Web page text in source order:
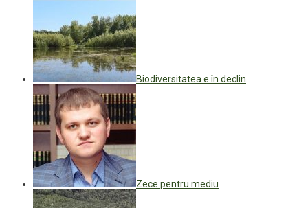
Biodiversitatea e în declin
Zece pentru mediu